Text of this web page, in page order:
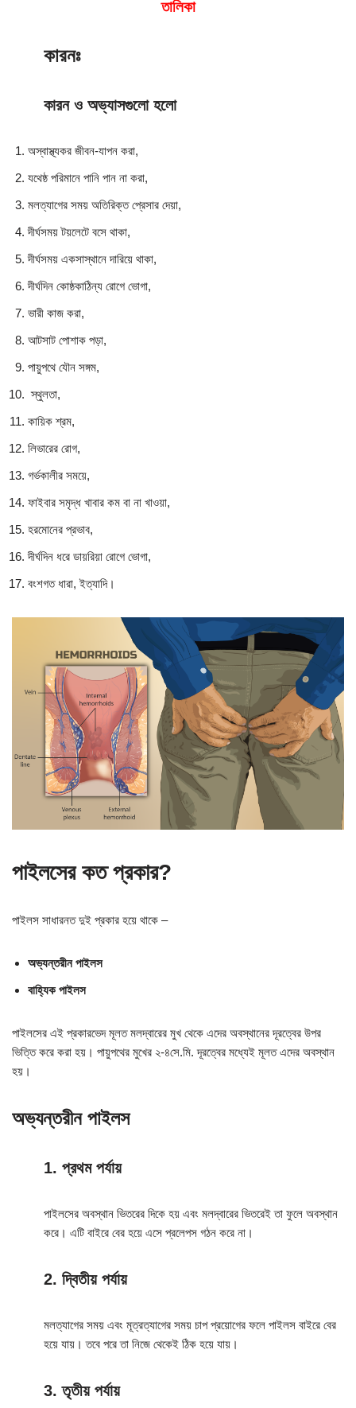
তালিকা
কারনঃ
কারন ও অভ্যাসগুলো হলো
অস্বাস্থ্যকর জীবন-যাপন করা,
যথেষ্ঠ পরিমানে পানি পান না করা,
মলত্যাগের সময় অতিরিক্ত প্রেসার দেয়া,
দীর্ঘসময় টয়লেটে বসে থাকা,
দীর্ঘসময় একসাস্থানে দারিয়ে থাকা,
দীর্ঘদিন কোষ্ঠকাঠিন্য রোগে ভোগা,
ভারী কাজ করা,
আটসাট পোশাক পড়া,
পায়ুপথে যৌন সঙ্গম,
স্থুলতা,
কায়িক শ্রম,
লিভারের রোগ,
গর্ভকালীর সময়ে,
ফাইবার সমৃদ্ধ খাবার কম বা না খাওয়া,
হরমোনের প্রভাব,
দীর্ঘদিন ধরে ডায়রিয়া রোগে ভোগা,
বংশগত ধারা, ইত্যাদি।
পাইলসের কত প্রকার?
পাইলস সাধারনত দুই প্রকার হয়ে থাকে –
অভ্যন্তরীন পাইলস
বাহ্যিক পাইলস
পাইলসের এই প্রকারভেদ মূলত মলদ্বারের মুখ থেকে এদের অবস্থানের দূরত্বের উপর
ভিত্তি করে করা হয়। পায়ুপথের মুখের ২-৪সে.মি. দূরত্বের মধ্যেই মূলত এদের অবস্থান
হয়।
অভ্যন্তরীন পাইলস
1. প্রথম পর্যায়
পাইলসের অবস্থান ভিতরের দিকে হয় এবং মলদ্বারের ভিতরেই তা ফুলে অবস্থান
করে। এটি বাইরে বের হয়ে এসে প্রলেপস গঠন করে না।
2. দ্বিতীয় পর্যায়
মলত্যাগের সময় এবং মূত্রত্যাগের সময় চাপ প্রয়োগের ফলে পাইলস বাইরে বের
হয়ে যায়। তবে পরে তা নিজে থেকেই ঠিক হয়ে যায়।
3. তৃতীয় পর্যায়